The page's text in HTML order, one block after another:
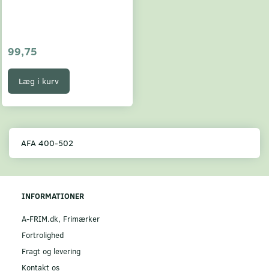
99,75
Læg i kurv
AFA 400-502
INFORMATIONER
A-FRIM.dk, Frimærker
Fortrolighed
Fragt og levering
Kontakt os